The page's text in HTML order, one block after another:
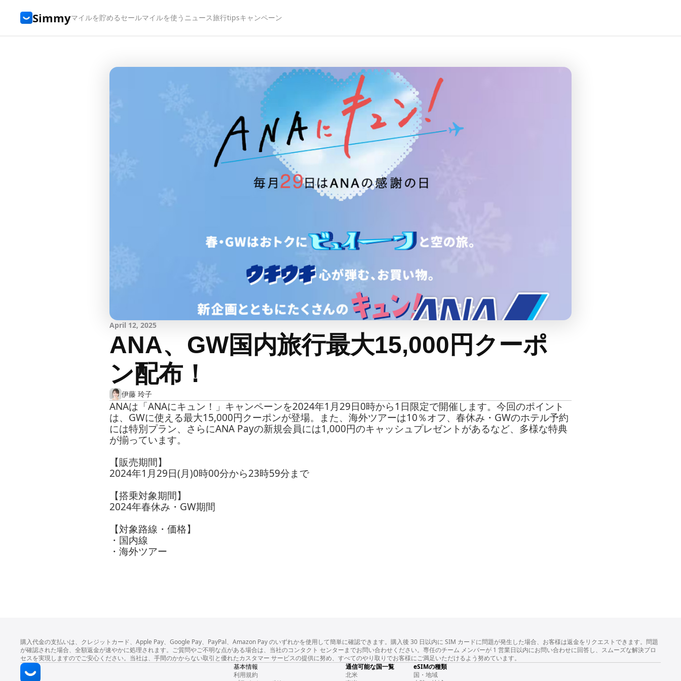
Simmyマイルを貯めるセールマイルを使う ニュース旅行tipsキャンペーン
April 12, 2025
ANA、GW国内旅行最大15,000円クーポ
ン配布！
伊藤 玲子
ANAは「ANAにキュン！」キャンペーンを2024年1月29日0時から1日限定で開催します。今回のポイント
は、GWに使える最大15,000円クーポンが登場。また、海外ツアーは10％オフ、春休み・GWのホテル予約
には特別プラン、さらにANA Payの新規会員には1,000円のキャッシュプレゼントがあるなど、多様な特典
が揃っています。
【販売期間】
2024年1月29日(月)0時00分から23時59分まで
【搭乗対象期間】
2024年春休み・GW期間
【対象路線・価格】
・国内線
・海外ツアー
購入代金の支払いは、クレジットカード、Apple Pay、Google Pay、PayPal、Amazon Pay のいずれかを使用して簡単に確認できます。購入後 30 日以内に SIM カードに問題が発生した場合、お客様は返金をリクエストできます。問題
が確認された場合、全額返金が速やかに処理されます。ご質問やご不明な点がある場合は、当社のコンタクト センターまでお問い合わせください。専任のチーム メンバーが 1 営業日以内にお問い合わせに回答し、スムーズな解決プロ
セスを実現しますのでご安心ください。当社は、手間のかからない取引と優れたカスタマー サービスの提供に努め、すべてのやり取りでお客様にご満足いただけるよう努めています。
基本情報
利用規約
通信可能な国一覧
北米
eSIMの種類
国・地域